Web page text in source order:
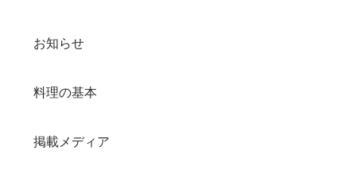
お知らせ
料理の基本
掲載メディア